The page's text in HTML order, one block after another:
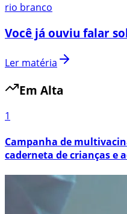
rio branco
Você já ouviu falar
Ler matéria
Em Alta
1
Campanha de
caderneta de crianças e